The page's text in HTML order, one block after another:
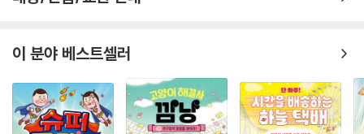
이 분야 베스트셀러